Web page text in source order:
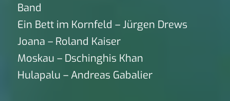
Band
Ein Bett im Kornfeld – Jürgen Drews
Joana – Roland Kaiser
Moskau – Dschinghis Khan
Hulapalu – Andreas Gabalier